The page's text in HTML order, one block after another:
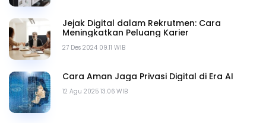
27 Des 2024 09.11 WIB
Jejak Digital dalam Rekrutmen: Cara
Meningkatkan Peluang Karier
12 Agu 2025 13.06 WIB
Cara Aman Jaga Privasi Digital di Era AI